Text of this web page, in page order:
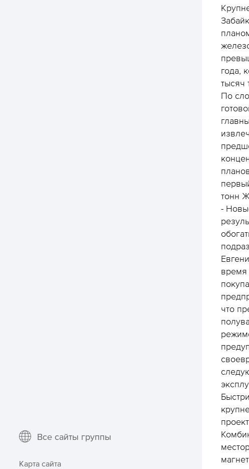
Все сайты группы
Карта сайта
года,
тысяч
По
тонн
-
время
что